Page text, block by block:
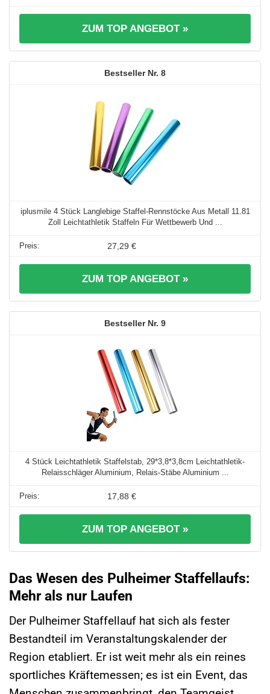
ZUM TOP ANGEBOT »
8
iplusmile 4 Stück Langlebige Staffel-Rennstöcke Aus Metall 11.81
Zoll Leichtathletik Staffeln Für Wettbewerb Und ...
27,29 €
ZUM TOP ANGEBOT »
9
4 Stück Leichtathletik Staffelstab, 29*3,8*3,8cm Leichtathletik-
Relaisschläger Aluminium, Relais-Stäbe Aluminium ...
17,88 €
ZUM TOP ANGEBOT »
Das Wesen des Pulheimer Staffellaufs:
Mehr als nur Laufen
Der Pulheimer Staffellauf hat sich als fester
Bestandteil im Veranstaltungskalender der
Region etabliert. Er ist weit mehr als ein reines
sportliches Kräftemessen; es ist ein Event, das